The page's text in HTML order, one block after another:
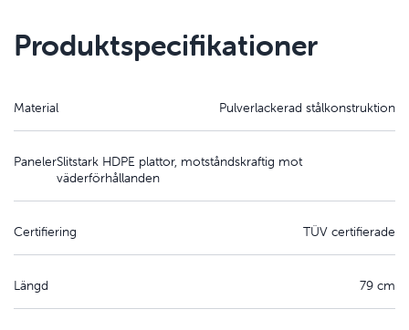
Produktspecifikationer
Material Pulverlackerad stålkonstruktion
PanelerSlitstark HDPE plattor, motståndskraftig mot
väderförhållanden
Certifiering TÜV certifierade
Längd 79 cm